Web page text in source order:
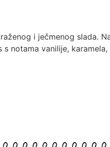
i ječmenog slada.
notama vanilije,